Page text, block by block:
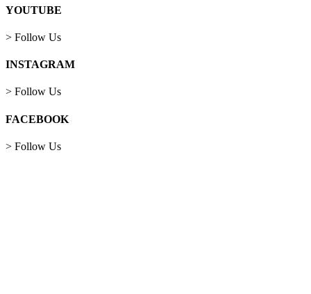
YOUTUBE
> Follow Us
INSTAGRAM
> Follow Us
FACEBOOK
> Follow Us